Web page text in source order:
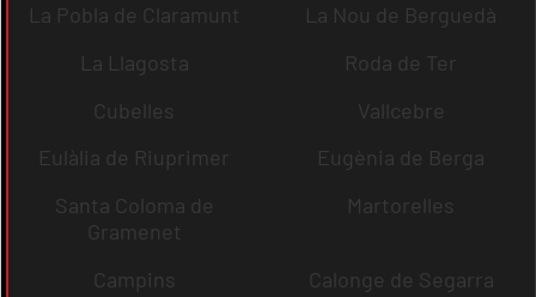
La Pobla de Claramunt
La Nou de Berguedà
La Llagosta
Roda de Ter
Cubelles
Vallcebre
Eulàlia de Riuprimer
Eugènia de Berga
Santa Coloma de
Gramenet
Martorelles
Campins
Calonge de Segarra